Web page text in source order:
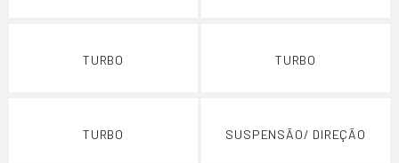
TURBO TURBO
TURBO SUSPENSÃO/ DIREÇÃO